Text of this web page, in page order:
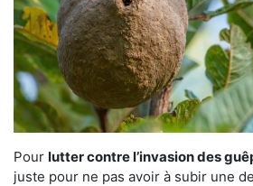
Pour lutter contre l’invasion des
juste pour ne pas avoir à subir une